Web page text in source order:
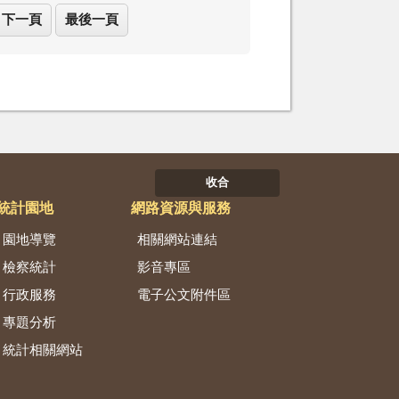
下一頁 最後一頁
收合
計園地
園地導覽
檢察統計
行政服務
專題分析
統計相關網站
網路資源與服務
相關網站連結
影音專區
電子公文附件區